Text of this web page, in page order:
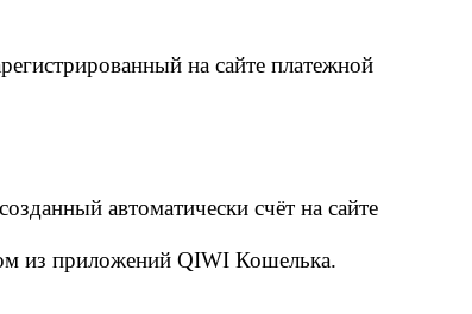
на сайте платежной
автоматически счёт на сайте
из приложений QIWI Кошелька.